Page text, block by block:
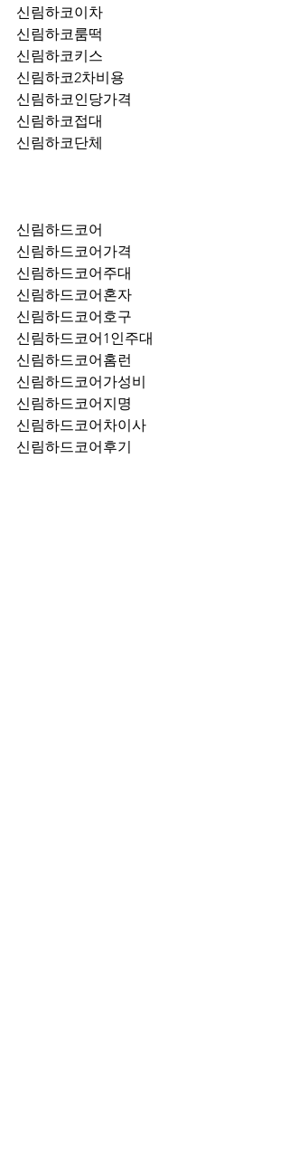
신림하코이차
신림하코룸떡
신림하코키스
신림하코2차비용
신림하코인당가격
신림하코접대
신림하코단체
신림하드코어
신림하드코어가격
신림하드코어주대
신림하드코어혼자
신림하드코어호구
신림하드코어1인주대
신림하드코어홈런
신림하드코어가성비
신림하드코어지명
신림하드코어차이사
신림하드코어후기